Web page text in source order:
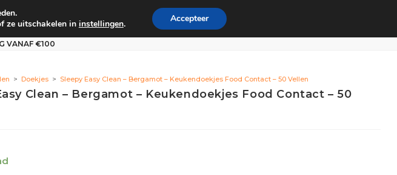
verzorging Voordeel Zakelijk
VANAF €100
> Doekjes > Sleepy Easy Clean – Bergamot – Keukendoekjes Food Contact – 50 Vellen
Clean – Bergamot – Keukendoekjes Food Contact – 50
ze uitschakelen in instellingen. Accepteer